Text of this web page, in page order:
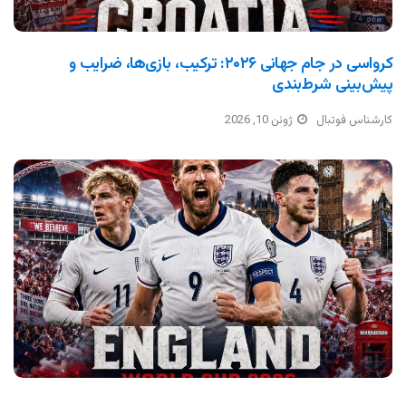
کرواسی در جام جهانی ۲۰۲۶: ترکیب، بازی‌ها، ضرایب و
پیش‌بینی شرط‌بندی
کارشناس فوتبال ژوئن 10, 2026